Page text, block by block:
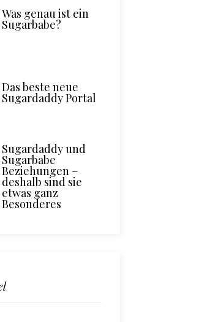
Was genau ist ein
Sugarbabe?
Das beste neue
Sugardaddy Portal
Sugardaddy und
Sugarbabe
Beziehungen –
deshalb sind sie
etwas ganz
Besonderes